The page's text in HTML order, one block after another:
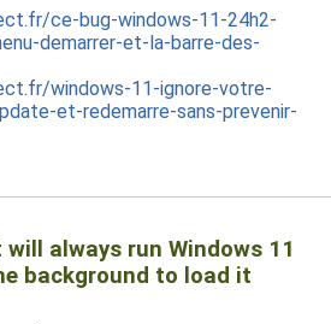
ce-bug-windows-11-24h2-
demarrer-et-la-barre-des-
windows-11-ignore-votre-
et-redemarre-sans-prevenir-
always run Windows 11
background to load it